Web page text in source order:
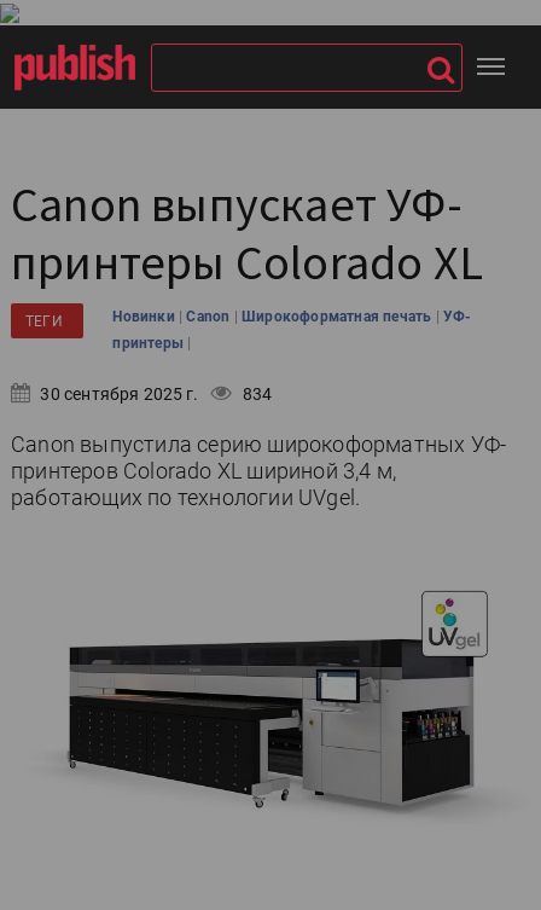
Canon выпускает УФ-
принтеры Colorado XL
ТЕГИ Новинки |Canon |Широкоформатная печать |УФ-
принтеры |
30 сентября 2025 г. 834
Canon выпустила серию широкоформатных УФ-
принтеров Colorado XL шириной 3,4 м,
работающих по технологии UVgel.